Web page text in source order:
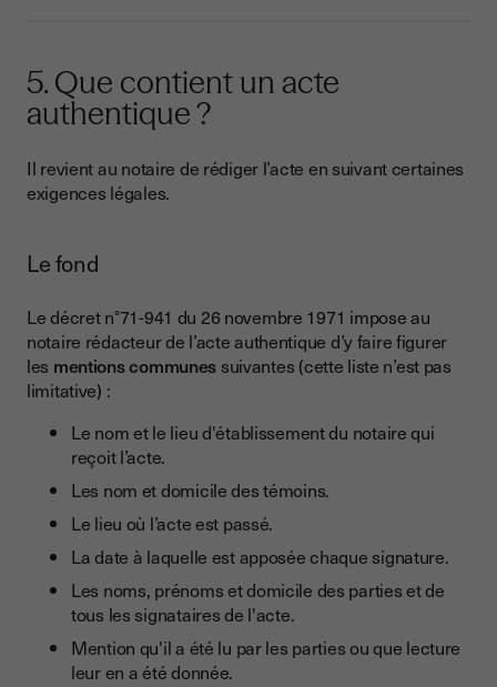
5. Que contient un acte
authentique ?
Il revient au notaire de rédiger l’acte en suivant certaines
exigences légales.
Le fond
Le décret n°71-941 du 26 novembre 1971 impose au
notaire rédacteur de l’acte authentique d’y faire figurer
les mentions communes suivantes (cette liste n’est pas
limitative) :
Le nom et le lieu d'établissement du notaire qui
reçoit l’acte.
Les nom et domicile des témoins.
Le lieu où l’acte est passé.
La date à laquelle est apposée chaque signature.
Les noms, prénoms et domicile des parties et de
tous les signataires de l'acte.
Mention qu'il a été lu par les parties ou que lecture
leur en a été donnée.